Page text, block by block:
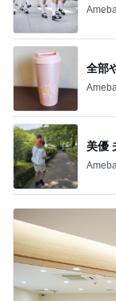
全部
美優